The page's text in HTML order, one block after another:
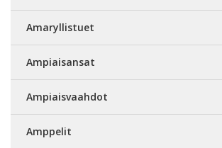
Amaryllistuet
Ampiaisansat
Ampiaisvaahdot
Amppelit